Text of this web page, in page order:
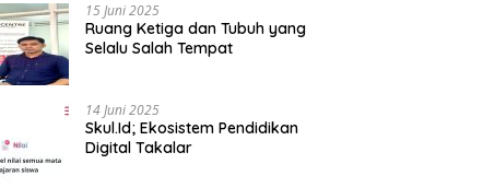
15 Juni 2025
Ruang Ketiga dan Tubuh yang
Selalu Salah Tempat
14 Juni 2025
Skul.Id; Ekosistem Pendidikan
Digital Takalar